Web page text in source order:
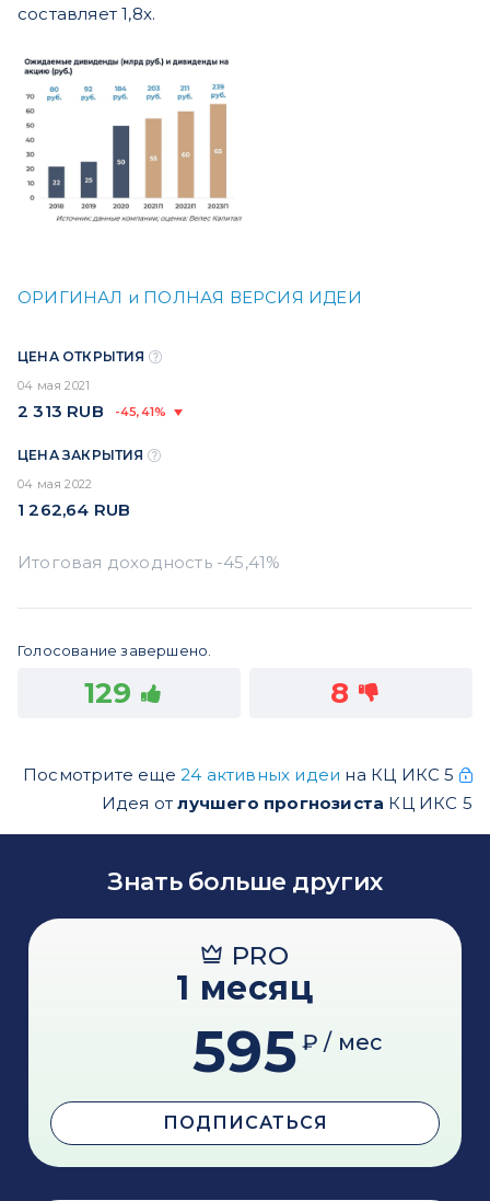
составляет 1,8х.
ОРИГИНАЛ и ПОЛНАЯ ВЕРСИЯ ИДЕИ
ЦЕНА ОТКРЫТИЯ
04 мая 2021
2 313 RUB -45,41%
ЦЕНА ЗАКРЫТИЯ
04 мая 2022
1 262,64 RUB
Голосование завершено.
129 8
Посмотрите еще 24 активных идеи на КЦ ИКС 5
Идея отлучшего прогнозиста КЦ ИКС 5
Знать больше других
PRO
1 месяц
595 ₽ / мес
ПОДПИСАТЬСЯ